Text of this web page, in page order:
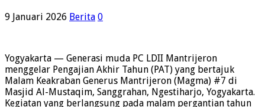
9 Januari 2026 Berita 0
Yogyakarta — Generasi muda PC LDII Mantrijeron
menggelar Pengajian Akhir Tahun (PAT) yang bertajuk
Malam Keakraban Generus Mantrijeron (Magma) #7 di
Masjid Al-Mustaqim, Sanggrahan, Ngestiharjo, Yogyakarta.
Kegiatan yang berlangsung pada malam pergantian tahun